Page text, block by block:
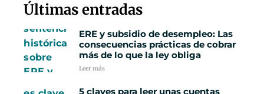
Últimas entradas
ERE y subsidio de desempleo: Las
consecuencias prácticas de cobrar
más de lo que la ley obliga
Leer más
5 claves para leer unas cuentas